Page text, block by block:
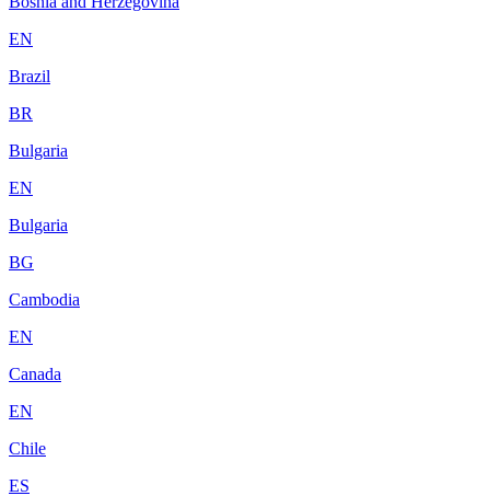
EN
Brazil
BR
Bulgaria
EN
Bulgaria
BG
Cambodia
EN
Canada
EN
Chile
ES